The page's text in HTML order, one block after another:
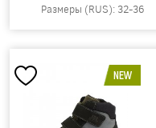
Размеры (RUS): 32-36
NEW